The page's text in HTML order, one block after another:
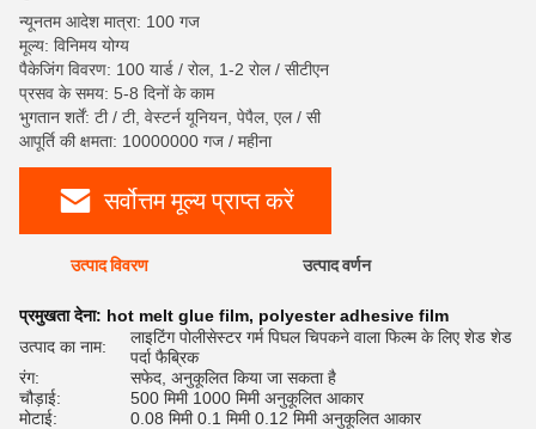
न्यूनतम आदेश मात्रा: 100 गज
मूल्य: विनिमय योग्य
पैकेजिंग विवरण: 100 यार्ड / रोल, 1-2 रोल / सीटीएन
प्रसव के समय: 5-8 दिनों के काम
भुगतान शर्तें: टी / टी, वेस्टर्न यूनियन, पेपैल, एल / सी
आपूर्ति की क्षमता: 10000000 गज / महीना
सर्वोत्तम मूल्य प्राप्त करें
उत्पाद विवरण उत्पाद वर्णन
प्रमुखता देना: hot melt glue film, polyester adhesive film
उत्पाद का नाम:
लाइटिंग पोलीसेस्टर गर्म पिघल चिपकने वाला फिल्म के लिए शेड शेड
पर्दा फैब्रिक
रंग:
सफेद, अनुकूलित किया जा सकता है
चौड़ाई:
500 मिमी 1000 मिमी अनुकूलित आकार
मोटाई:
0.08 मिमी 0.1 मिमी 0.12 मिमी अनुकूलित आकार